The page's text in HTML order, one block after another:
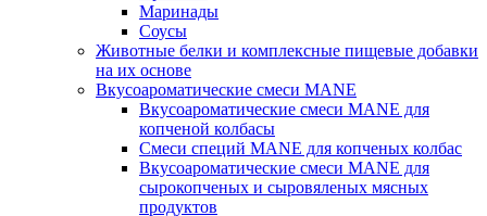
Маринады
Соусы
Животные белки и комплексные пищевые добавки
на их основе
Вкусоароматические смеси MANE
Вкусоароматические смеси MANE для
копченой колбасы
Смеси специй MANE для копченых колбас
Вкусоароматические смеси MANE для
сырокопченых и сыровяленых мясных
продуктов